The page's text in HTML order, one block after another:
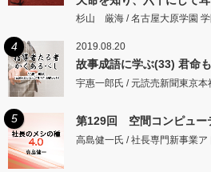
するところに従いて矩をこ
杉山 厳海 / 名古屋大原学園
4 2019.08.20
故事成語に学ぶ(33) 君命
宇惠一郎氏 / 元読売新聞東京本
5 第129回 空間コンピュー
高島健一氏 / 社長専門新事業ア